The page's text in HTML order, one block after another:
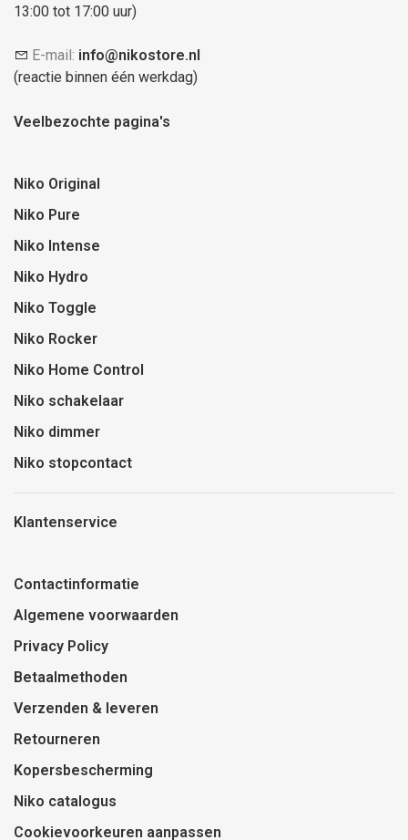
13:00 tot 17:00 uur)
E-mail: info@nikostore.nl
(reactie binnen één werkdag)
Veelbezochte pagina's
Niko Original
Niko Pure
Niko Intense
Niko Hydro
Niko Toggle
Niko Rocker
Niko Home Control
Niko schakelaar
Niko dimmer
Niko stopcontact
Klantenservice
Contactinformatie
Algemene voorwaarden
Privacy Policy
Betaalmethoden
Verzenden & leveren
Retourneren
Kopersbescherming
Niko catalogus
Cookievoorkeuren aanpassen